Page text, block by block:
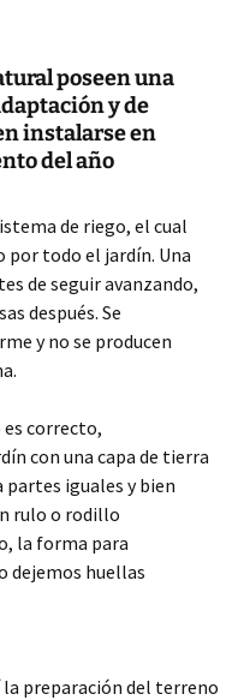
poseen una
y de
instalarse en
del año
de riego, el cual
todo el jardín. Una
de seguir avanzando,
después. Se
y no se producen
es correcto,
con una capa de tierra
iguales y bien
rulo o rodillo
la forma para
dejemos huellas
preparación del terreno